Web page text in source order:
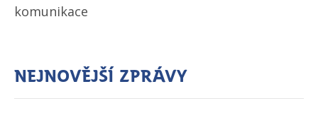
komunikace
Nejnovější zprávy